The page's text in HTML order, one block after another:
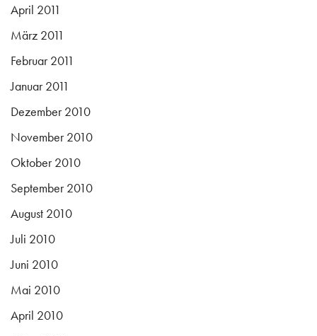
April 2011
März 2011
Februar 2011
Januar 2011
Dezember 2010
November 2010
Oktober 2010
September 2010
August 2010
Juli 2010
Juni 2010
Mai 2010
April 2010